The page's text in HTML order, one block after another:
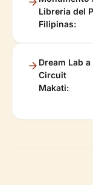
Libreria del
Filipinas:
Dream Lab a
Circuit
Makati: